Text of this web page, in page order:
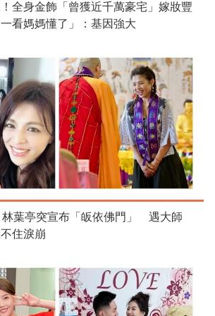
全身金飾「曾獲近千萬豪宅」嫁妝豐
看媽媽懂了」：基因強大
林葉亭突宣布「皈依佛門」 遇大師
住淚崩